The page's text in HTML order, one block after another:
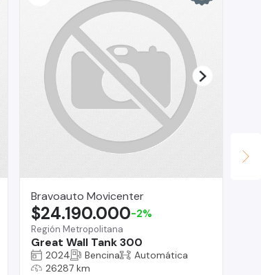
Bravoauto Movicenter
Región Metropolitana
Great Wall Tank 300
$24.190.000-2%
2024 Bencina
Automática
26287 km